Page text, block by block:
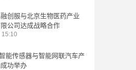
融创服与北京生物医药产业
公司达成战略合作
能传感器与智能网联汽车产
功举办